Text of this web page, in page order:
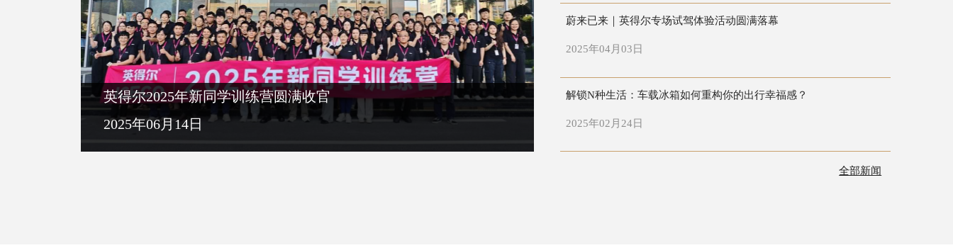
英得尔2025年新同学训练营圆满收官
2025年06月14日
蔚来已来｜英得尔专场试驾体验活动圆满落幕
2025年04月03日
解锁N种生活：车载冰箱如何重构你的出行幸福感？
2025年02月24日
全部新闻